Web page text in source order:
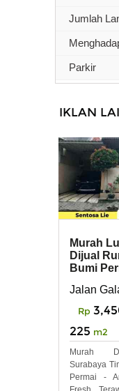
Jumlah
Parkir
IKLAN
Murah
Dijual
Bumi
Jalan
Rp
225 m2
Murah
Surabaya
Permai -